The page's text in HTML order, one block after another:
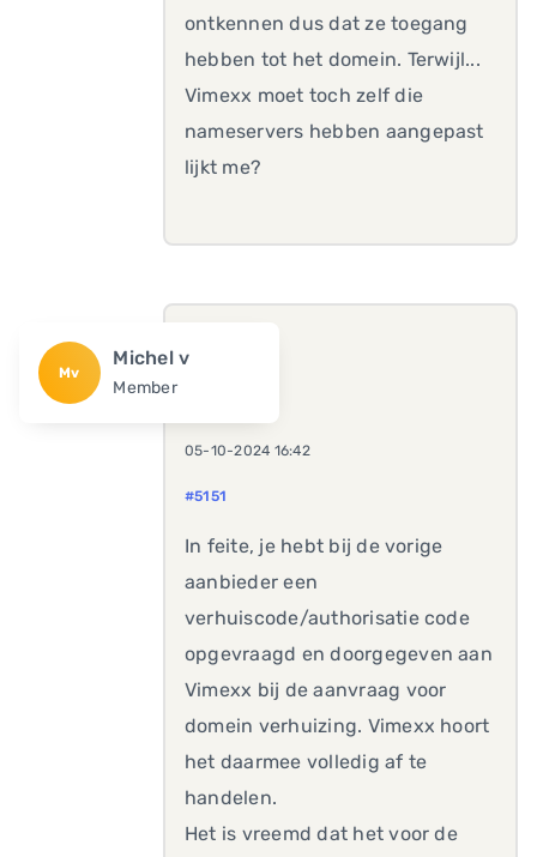
ontkennen dus dat ze toegang
hebben tot het domein. Terwijl...
Vimexx moet toch zelf die
nameservers hebben aangepast
lijkt me?
Mv
Michel v
Member
05-10-2024 16:42
#5151
In feite, je hebt bij de vorige
aanbieder een
verhuiscode/authorisatie code
opgevraagd en doorgegeven aan
Vimexx bij de aanvraag voor
domein verhuizing. Vimexx hoort
het daarmee volledig af te
handelen.
Het is vreemd dat het voor de